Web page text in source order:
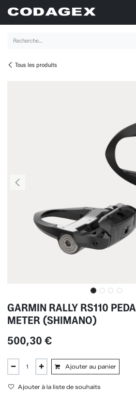
Tous les produits
GARMIN RALLY RS110
METER (SHIMANO)
500,30 €
Ajouter au panier
Ajouter à la liste de souhaits